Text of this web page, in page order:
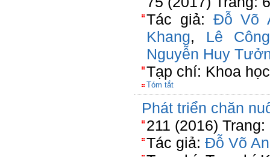
Tác giả: Đỗ Võ
Khang, Lê
Nguyễn Huy
Tạp chí: Khoa
Tóm tắt
Phát triển chăn
211 (2016) Trang:
Tác giả: Đỗ Võ